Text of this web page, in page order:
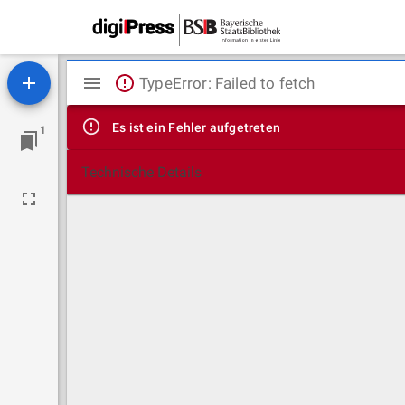
1
Mirador
Viewer
TypeError: Failed to fetch
Es ist ein Fehler aufgetreten
Technische Details